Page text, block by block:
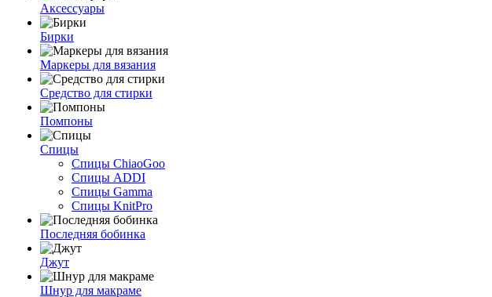
Аксессуары
Бирки
Маркеры для вязания
Средство для стирки
Помпоны
Спицы
Спицы ChiaoGoo
Спицы ADDI
Спицы Gamma
Спицы KnitPro
Последняя бобинка
Джут
Шнур для макраме